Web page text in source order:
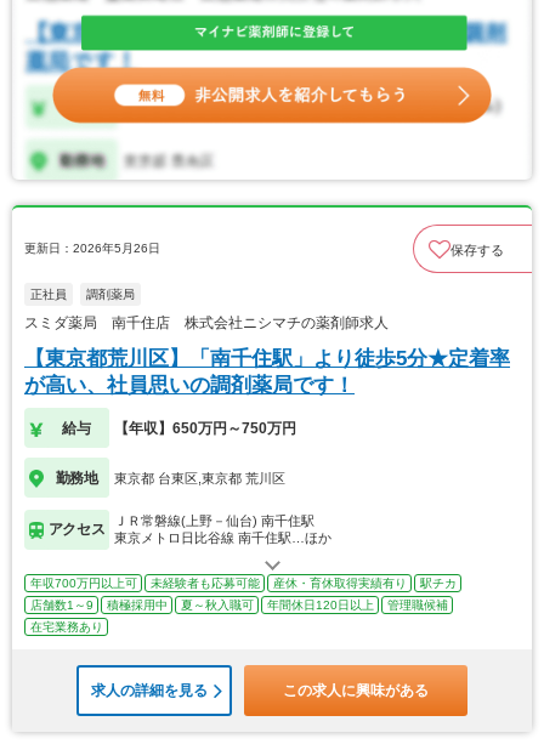
更新日：2026年5月26日 保存する
正社員 調剤薬局
スミダ薬局 南千住店 株式会社ニシマチの薬剤師求人
【東京都荒川区】「南千住駅」より徒歩5分★定着率
が高い、社員思いの調剤薬局です！
給与 【年収】650万円～750万円
勤務地 東京都 台東区,東京都 荒川区
アクセス
ＪＲ常磐線(上野－仙台) 南千住駅
東京メトロ日比谷線 南千住駅…ほか
年収700万円以上可 未経験者も応募可能 産休・育休取得実績有り
駅チカ
店舗数1～9
積極採用中 夏～秋入職可 年間休日120日以上
管理職候補
在宅業務あり
求人の詳細を見る この求人に興味がある